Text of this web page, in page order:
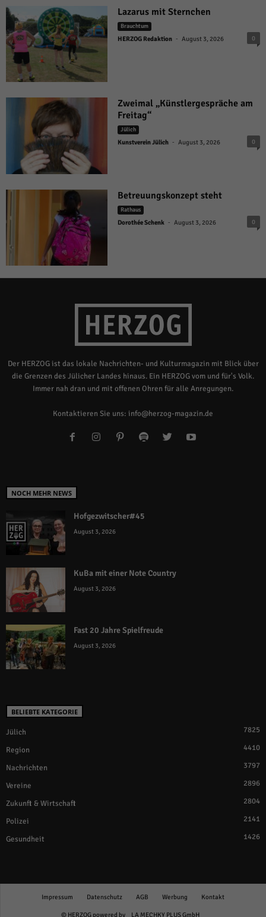
Lazarus mit Sternchen
Brauchtum
HERZOG Redaktion - August 3, 2026 0
Zweimal „Künstlergespräche am
Freitag“
Jülich
Kunstverein Jülich - August 3, 2026 0
Betreuungskonzept steht
Rathaus
Dorothée Schenk - August 3, 2026 0
Der HERZOG ist das lokale Nachrichten- und Kulturmagazin mit Blick über
die Grenzen des Jülicher Landes hinaus. Ein HERZOG vom und für's Volk.
Immer nah dran und mit offenen Ohren für alle Anregungen.
Kontaktieren Sie uns: info@herzog-magazin.de
NOCH MEHR NEWS
Hofgezwitscher#45
August 3, 2026
KuBa mit einer Note Country
August 3, 2026
Fast 20 Jahre Spielfreude
August 3, 2026
BELIEBTE KATEGORIE
Jülich 7825
Region 4410
Nachrichten 3797
Vereine 2896
Zukunft & Wirtschaft 2804
Polizei 2141
Gesundheit 1426
Impressum Datenschutz AGB Werbung Kontakt
© HERZOG powered by LA MECHKY PLUS GmbH